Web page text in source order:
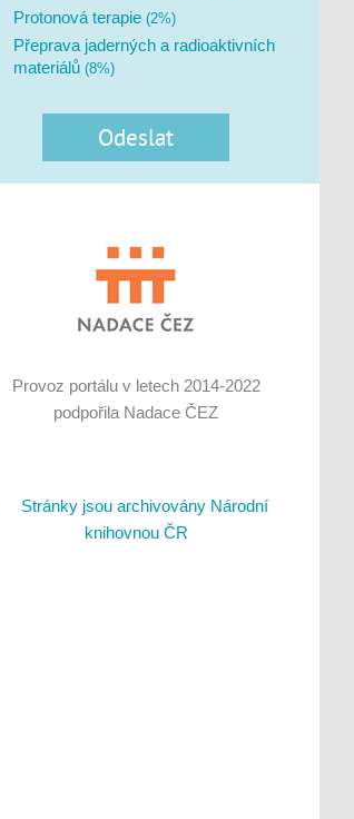
Protonová terapie (2%)
Přeprava jaderných a radioaktivních
materiálů (8%)
Provoz portálu v letech 2014-2022
podpořila Nadace ČEZ